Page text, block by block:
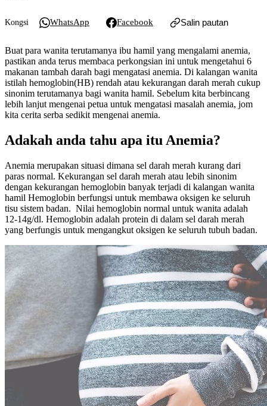
Kongsi WhatsApp Facebook Salin pautan
Buat para wanita terutamanya ibu hamil yang mengalami anemia,
pastikan anda terus membaca perkongsian ini untuk mengetahui 6
makanan tambah darah bagi mengatasi anemia. Di kalangan wanita
istilah hemoglobin(HB) rendah atau kekurangan darah merah cukup
sinonim terutamanya bagi wanita hamil. Sebelum kita berbincang
lebih lanjut mengenai petua untuk mengatasi masalah anemia, jom
kita cerita serba sedikit mengenai anemia.
Adakah anda tahu apa itu Anemia?
Anemia merupakan situasi dimana sel darah merah kurang dari
paras normal. Kekurangan sel darah merah atau lebih sinonim
dengan kekurangan hemoglobin banyak terjadi di kalangan wanita
hamil Hemoglobin berfungsi untuk membawa oksigen ke seluruh
tisu sistem badan. Nilai hemoglobin normal untuk wanita adalah
12-14g/dl. Hemoglobin adalah protein di dalam sel darah merah
yang berfungis untuk mengangkut oksigen ke seluruh tubuh badan.